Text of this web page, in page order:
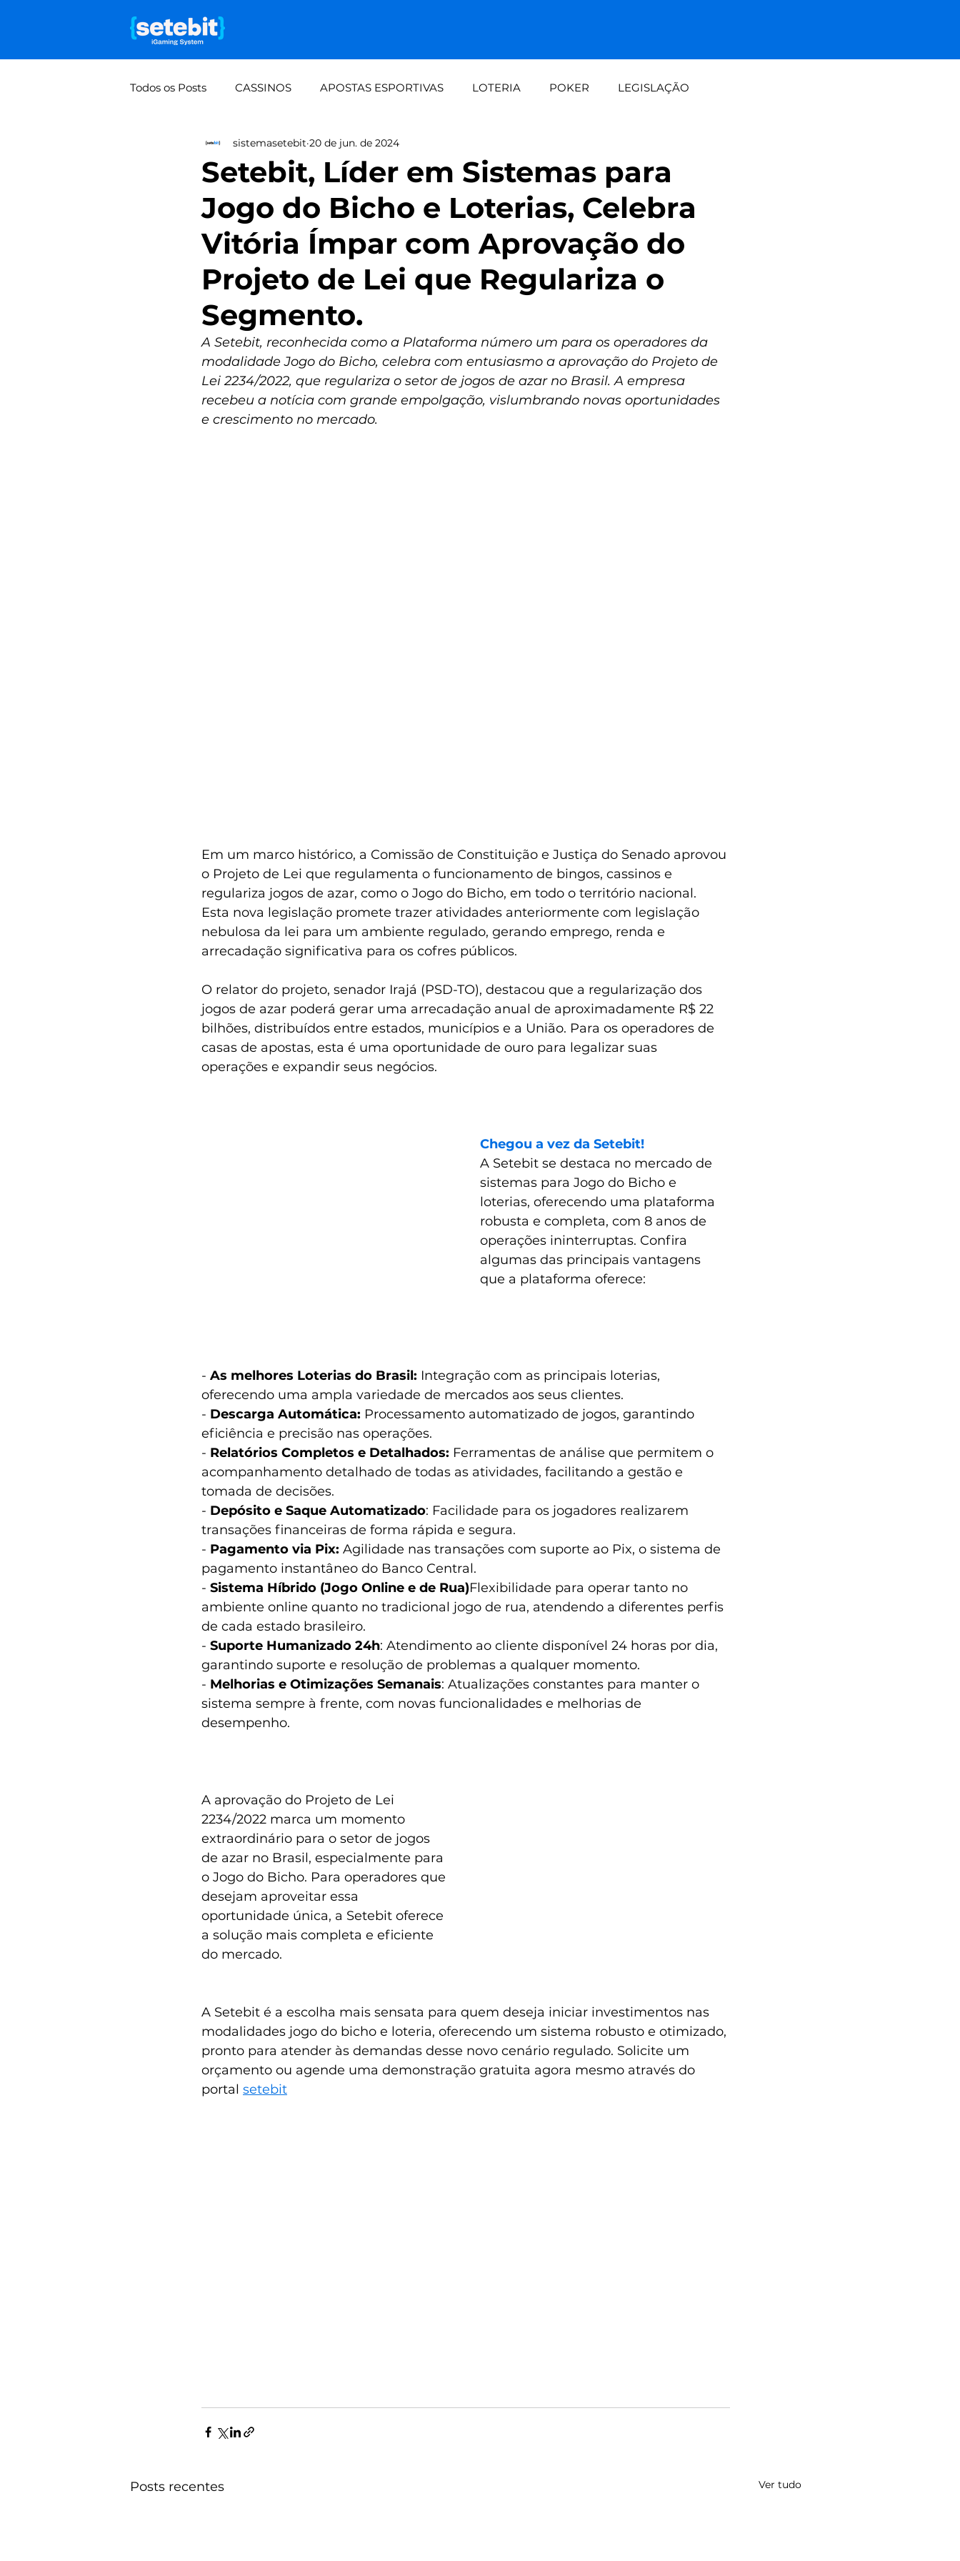
Todos os Posts CASSINOS APOSTAS ESPORTIVAS LOTERIA POKER LEGISLAÇÃO
Falta de visão de lucro por modalid Demanda crescente aos fins de seman
Rifas e bolões: do manual à automaç Painel do apostador Setebit vs expe
Setebit, Líder em Sistemas para
Jogo do Bicho e Loterias, Celebra
Vitória Ímpar com Aprovação do
Projeto de Lei que Regulariza o
Segmento.
sistemasetebit 20 de jun. de 2024
A Setebit, reconhecida como a Plataforma número um para os operadores da
modalidade Jogo do Bicho, celebra com entusiasmo a aprovação do Projeto de
Lei 2234/2022, que regulariza o setor de jogos de azar no Brasil. A empresa
recebeu a notícia com grande empolgação, vislumbrando novas oportunidades
e crescimento no mercado.
Em um marco histórico, a Comissão de Constituição e Justiça do Senado aprovou
o Projeto de Lei que regulamenta o funcionamento de bingos, cassinos e
regulariza jogos de azar, como o Jogo do Bicho, em todo o território nacional.
Esta nova legislação promete trazer atividades anteriormente com legislação
nebulosa da lei para um ambiente regulado, gerando emprego, renda e
arrecadação significativa para os cofres públicos.
O relator do projeto, senador Irajá (PSD-TO), destacou que a regularização dos
jogos de azar poderá gerar uma arrecadação anual de aproximadamente R$ 22
bilhões, distribuídos entre estados, municípios e a União. Para os operadores de
casas de apostas, esta é uma oportunidade de ouro para legalizar suas
operações e expandir seus negócios.
Chegou a vez da Setebit!
A Setebit se destaca no mercado de
sistemas para Jogo do Bicho e
loterias, oferecendo uma plataforma
robusta e completa, com 8 anos de
operações ininterruptas. Confira
algumas das principais vantagens
que a plataforma oferece:
- As melhores Loterias do Brasil: Integração com as principais loterias,
oferecendo uma ampla variedade de mercados aos seus clientes.
- Descarga Automática: Processamento automatizado de jogos, garantindo
eficiência e precisão nas operações.
- Relatórios Completos e Detalhados: Ferramentas de análise que permitem o
acompanhamento detalhado de todas as atividades, facilitando a gestão e
tomada de decisões.
- Depósito e Saque Automatizado: Facilidade para os jogadores realizarem
transações financeiras de forma rápida e segura.
- Pagamento via Pix: Agilidade nas transações com suporte ao Pix, o sistema de
pagamento instantâneo do Banco Central.
- Sistema Híbrido (Jogo Online e de Rua)Flexibilidade para operar tanto no
ambiente online quanto no tradicional jogo de rua, atendendo a diferentes perfis
de cada estado brasileiro.
- Suporte Humanizado 24h: Atendimento ao cliente disponível 24 horas por dia,
garantindo suporte e resolução de problemas a qualquer momento.
- Melhorias e Otimizações Semanais: Atualizações constantes para manter o
sistema sempre à frente, com novas funcionalidades e melhorias de
desempenho.
A aprovação do Projeto de Lei
2234/2022 marca um momento
extraordinário para o setor de jogos
de azar no Brasil, especialmente para
o Jogo do Bicho. Para operadores que
desejam aproveitar essa
oportunidade única, a Setebit oferece
a solução mais completa e eficiente
do mercado.
A Setebit é a escolha mais sensata para quem deseja iniciar investimentos nas
modalidades jogo do bicho e loteria, oferecendo um sistema robusto e otimizado,
pronto para atender às demandas desse novo cenário regulado. Solicite um
orçamento ou agende uma demonstração gratuita agora mesmo através do
portal setebit
Posts recentes Ver tudo